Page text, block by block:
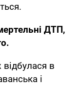
ДТП,
в
і